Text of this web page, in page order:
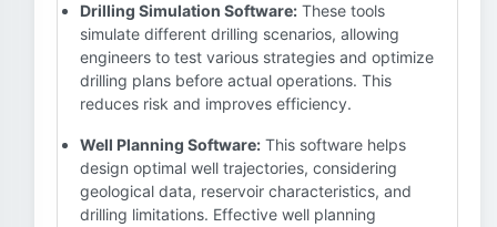
Drilling Simulation Software: These tools
simulate different drilling scenarios, allowing
engineers to test various strategies and optimize
drilling plans before actual operations. This
reduces risk and improves efficiency.
Well Planning Software: This software helps
design optimal well trajectories, considering
geological data, reservoir characteristics, and
drilling limitations. Effective well planning